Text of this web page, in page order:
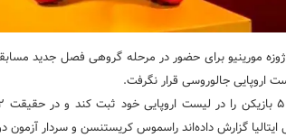
ژوزه مورینیو برای حضور در مرحله گروهی فصل جدید
اروپایی جالوروسی قرار نگرفت.
گزارش داده‌اند راسموس کریستنسن و سردار آزمون